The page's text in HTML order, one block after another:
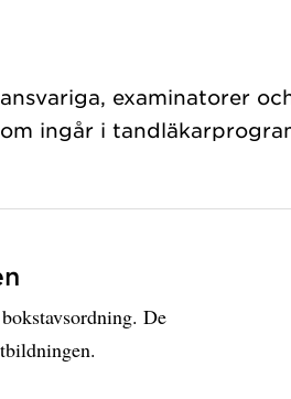
examinatorer
ingår i
De